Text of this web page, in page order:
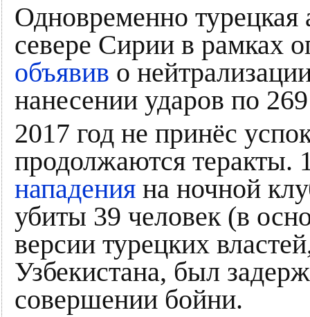
Одновременно турецкая
севере Сирии в рамках
объявив о
нанесении ударов по
2017 год не принёс
продолжаются теракты.
нападения на ночной
убиты 39 человек (в
версии турецких
Узбекистана, был
совершении бойни.